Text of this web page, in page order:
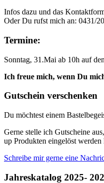
Infos dazu und das
Oder Du rufst mich an: 0431/
Termine:
Sonntag, 31.Mai ab 10h auf
Ich freue mich, wenn Du
Gutschein verschenken
Du möchtest einem
Gerne stelle ich Gutscheine
up Produkten eingelöst werden
Schreibe mir gerne eine
Jahreskatalog 2025-